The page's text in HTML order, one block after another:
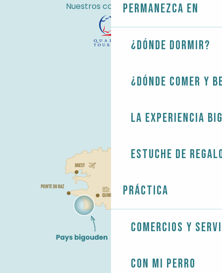
Permanezca en
¿Dónde dormir?
¿Dónde comer y
La experiencia
Estuche de
Práctica
Comercios y
Con mi perro
Nuestros compromisos